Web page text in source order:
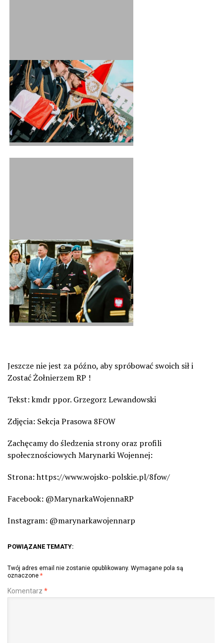
Jeszcze nie jest za późno, aby spróbować swoich sił i
Zostać Żołnierzem RP !
Tekst: kmdr ppor. Grzegorz Lewandowski
Zdjęcia: Sekcja Prasowa 8FOW
Zachęcamy do śledzenia strony oraz profili
społecznościowych Marynarki Wojennej:
Strona: https://www.wojsko-polskie.pl/8fow/
Facebook: @MarynarkaWojennaRP
Instagram: @marynarkawojennarp
POWIĄZANE TEMATY:
Twój adres email nie zostanie opublikowany. Wymagane pola są
oznaczone *
Komentarz *